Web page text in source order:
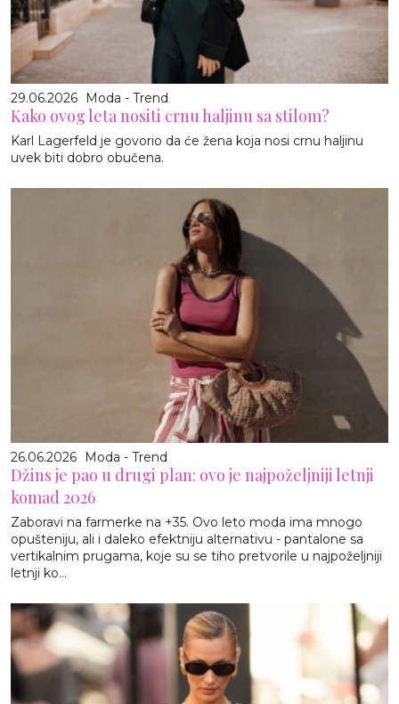
29.06.2026 Moda - Trend
Kako ovog leta nositi crnu haljinu sa stilom?
Karl Lagerfeld je govorio da će žena koja nosi crnu haljinu
uvek biti dobro obučena.
26.06.2026 Moda - Trend
Džins je pao u drugi plan: ovo je najpoželjniji letnji
komad 2026
Zaboravi na farmerke na +35. Ovo leto moda ima mnogo
opušteniju, ali i daleko efektniju alternativu - pantalone sa
vertikalnim prugama, koje su se tiho pretvorile u najpoželjniji
letnji ko...